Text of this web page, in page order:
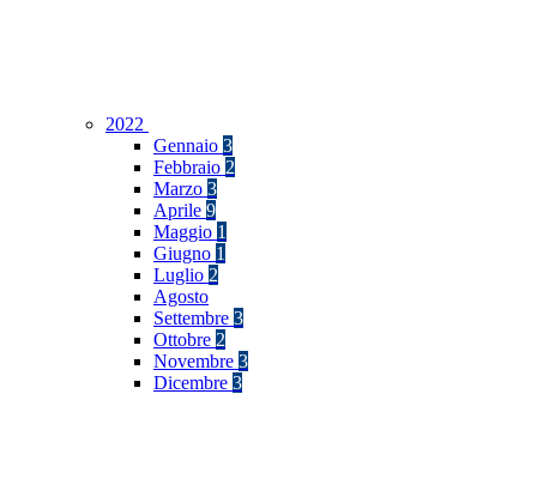
2022
Gennaio 3
Febbraio 2
Marzo 3
Aprile 9
Maggio 1
Giugno 1
Luglio 2
Agosto
Settembre 3
Ottobre 2
Novembre 3
Dicembre 3